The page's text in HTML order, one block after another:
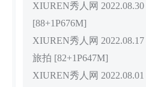
XIUREN秀人网
[88+1P676M]
XIUREN秀人网
旅拍 [82+1P647M]
XIUREN秀人网